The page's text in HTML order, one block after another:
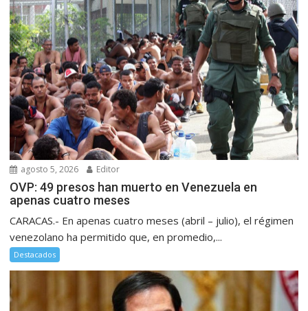
agosto 5, 2026 Editor
OVP: 49 presos han muerto en Venezuela en
apenas cuatro meses
CARACAS.- En apenas cuatro meses (abril – julio), el régimen
venezolano ha permitido que, en promedio,...
Destacados